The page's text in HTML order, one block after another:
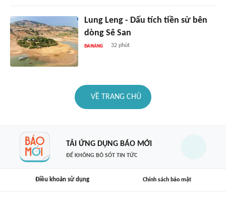
Lung Leng - Dấu tích tiền sử bên
dòng Sê San
32 phút
VỀ TRANG CHỦ
TẢI ỨNG DỤNG BÁO MỚI
ĐỂ KHÔNG BỎ SÓT TIN TỨC
Điều khoản sử dụng Chính sách bảo mật